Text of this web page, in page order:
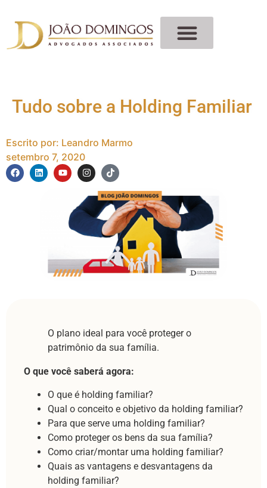
Tudo sobre a Holding Familiar
Escrito por: Leandro Marmo
setembro 7, 2020
O plano ideal para você proteger o
patrimônio da sua família.
O que você saberá agora:
O que é holding familiar?
Qual o conceito e objetivo da holding familiar?
Para que serve uma holding familiar?
Como proteger os bens da sua família?
Como criar/montar uma holding familiar?
Quais as vantagens e desvantagens da
holding familiar?